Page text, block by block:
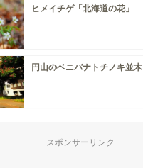
ヒメイチゲ「北海道の花」
円山のベニバナトチノキ並木
スポンサーリンク